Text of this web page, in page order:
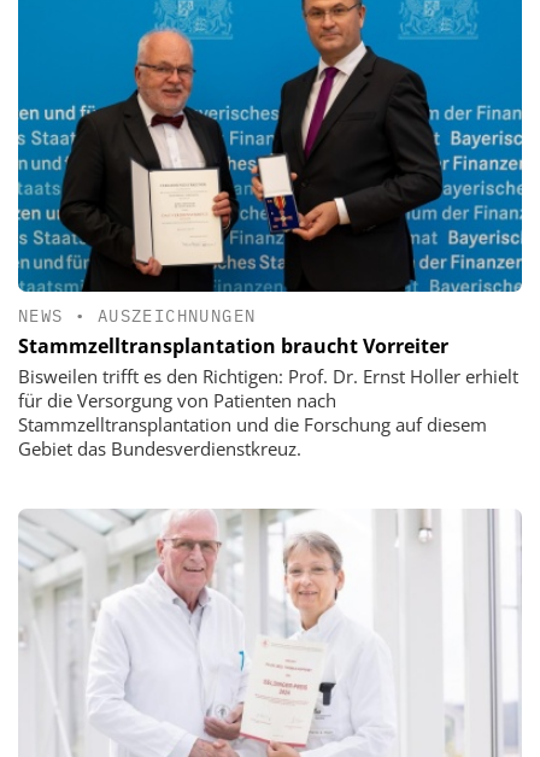
NEWS • AUSZEICHNUNGEN
Stammzelltransplantation braucht Vorreiter
Bisweilen trifft es den Richtigen: Prof. Dr. Ernst Holler erhielt
für die Versorgung von Patienten nach
Stammzelltransplantation und die Forschung auf diesem
Gebiet das Bundesverdienstkreuz.